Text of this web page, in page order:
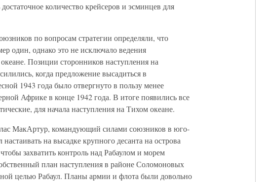
количество крейсеров и эсминцев для
по вопросам стратегии определяли, что
один, однако это не исключало ведения
Позиции сторонников наступления на
когда предложение высадиться в
1943 года было отвергнуто в пользу менее
Африке в конце 1942 года. В итоге появились все
для начала наступления на Тихом океане.
МакАртур, командующий силами союзников в юго-
на высадке крупного десанта на острова
захватить контроль над Рабаулом и морем
план наступления в районе Соломоновых
целью Рабаул. Планы армии и флота были довольно